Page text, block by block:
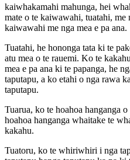
kaiwhakamahi mahunga, hei
mate o te kaiwawahi, tuatahi, me
kaiwawahi me nga mea e pa ana.
Tuatahi, he hononga tata ki te
atu mea o te rauemi. Ko te
mea e pa ana ki te papanga, he
taputapu, a ko etahi o nga rawa
taputapu.
Tuarua, ko te hoahoa hanganga
hoahoa hanganga whaitake te
kakahu.
Tuatoru, ko te whiriwhiri i nga